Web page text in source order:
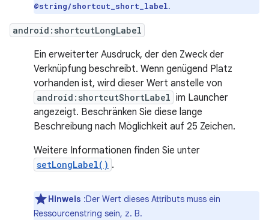
@string/shortcut_short_label.
android:shortcutLongLabel
Ein erweiterter Ausdruck, der den Zweck der
Verknüpfung beschreibt. Wenn genügend Platz
vorhanden ist, wird dieser Wert anstelle von
android:shortcutShortLabel im Launcher
angezeigt. Beschränken Sie diese lange
Beschreibung nach Möglichkeit auf 25 Zeichen.
Weitere Informationen finden Sie unter
setLongLabel() .
Hinweis :Der Wert dieses Attributs muss ein
Ressourcenstring sein, z. B.